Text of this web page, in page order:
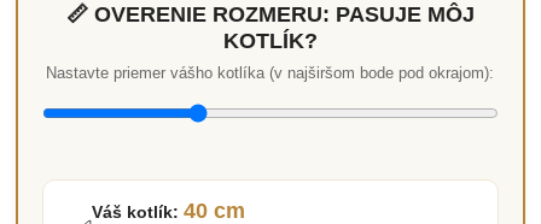
📏 OVERENIE ROZMERU: PASUJE MÔJ
KOTLÍK?
Nastavte priemer vášho kotlíka (v najširšom bode pod okrajom):
Váš kotlík:40 cm